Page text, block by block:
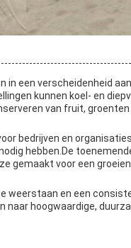
in een verscheidenheid
kunnen koel- en
van fruit, groenten
bedrijven en
hebben.De
gemaakt voor een
weerstaan en een
naar hoogwaardige,